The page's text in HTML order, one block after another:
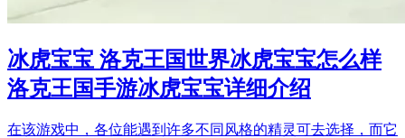
冰虎宝宝 洛克王国世界冰虎宝宝怎么样
洛克王国手游冰虎宝宝详细介绍
在该游戏中，各位能遇到许多不同风格的精灵可去选择，而它